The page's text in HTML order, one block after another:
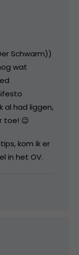
Schwarm))
wat
al had liggen,
toe! 😉
kom ik er
in het OV.